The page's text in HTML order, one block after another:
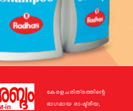
കേരളചരിത്രത്തിന്റെ
ഭാഗമായ രാഷ്ട്രീയ,